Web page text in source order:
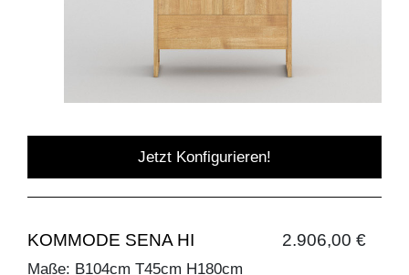
Jetzt Konfigurieren!
KOMMODE SENA HI 2.906,00 €
Maße: B104cm T45cm H180cm